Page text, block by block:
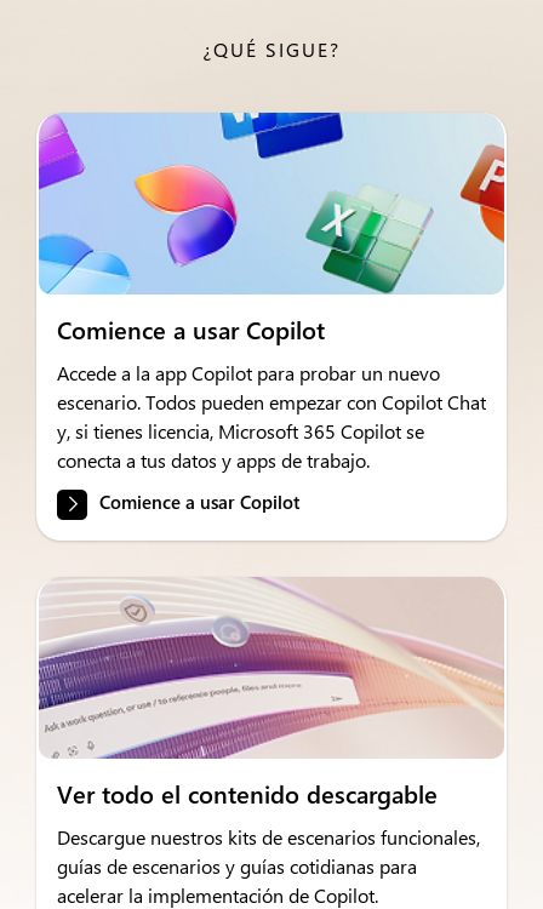
¿QUÉ SIGUE?
Comience a usar Copilot
Accede a la app Copilot para probar un nuevo
escenario. Todos pueden empezar con Copilot Chat
y, si tienes licencia, Microsoft 365 Copilot se
conecta a tus datos y apps de trabajo.
Comience a usar Copilot
Ver todo el contenido descargable
Descargue nuestros kits de escenarios funcionales,
guías de escenarios y guías cotidianas para
acelerar la implementación de Copilot.